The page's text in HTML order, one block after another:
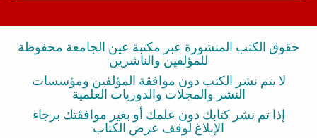
حقوق الكتب المنشورة عبر مكتبة عين الجامعة محفوظة
للمؤلفين والناشرين
لا يتم نشر الكتب دون موافقة المؤلفين ومؤسسات
النشر والمجلات والدوريات العلمية
إذا تم نشر كتابك دون علمك أو بغير موافقتك برجاء
الإبلاغ لوقف عرض الكتاب